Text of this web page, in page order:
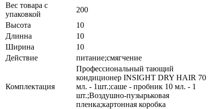
Вес товара с
упаковкой
200
Высота
10
Длинна
10
Ширина
10
Действие
питание;смягчение
Комплектация
Профессиональный тающий
кондиционер INSIGHT DRY HAIR 70
мл. - 1шт.;саше - пробник 10 мл. - 1
шт.;Воздушно-пузырьковая
пленка;картонная коробка